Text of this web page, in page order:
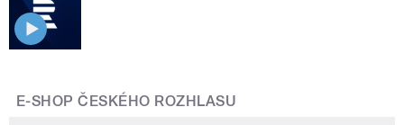
E-SHOP ČESKÉHO ROZHLASU